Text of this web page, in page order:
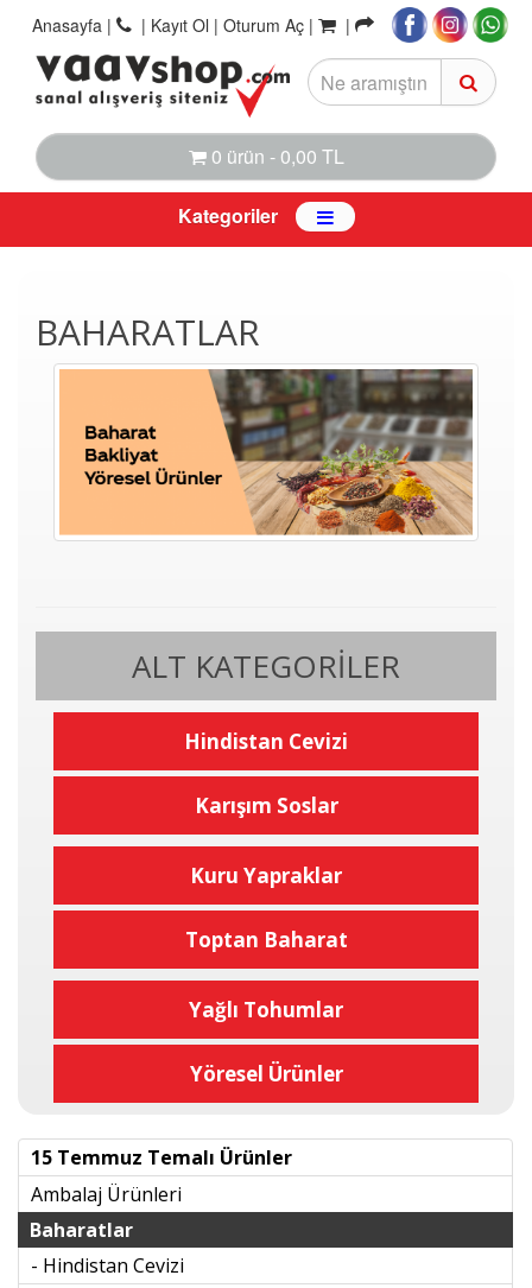
Anasayfa | | Kayıt Ol | Oturum Aç | |
0 ürün - 0,00 TL
Kategoriler
BAHARATLAR
ALT KATEGORILER
Hindistan Cevizi
Karışım Soslar
Kuru Yapraklar
Toptan Baharat
Yağlı Tohumlar
Yöresel Ürünler
15 Temmuz Temalı Ürünler
Ambalaj Ürünleri
Baharatlar
- Hindistan Cevizi